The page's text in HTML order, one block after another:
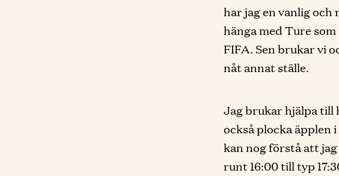
har jag en vanlig och
hänga med Ture
FIFA. Sen brukar vi
nåt annat ställe.
Jag brukar hjälpa till
också plocka äpplen
kan nog förstå att
runt 16:00 till typ